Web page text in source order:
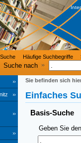
Häufige Suchbegriffe
Sie befinden sich
Einfaches
Basis-Suche
Geben Sie
Suche nach